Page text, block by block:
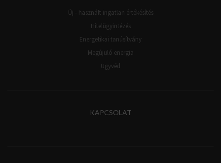
Új - használt ingatlan értékésítés
Hitelügyintézés
Energetikai tanúsítvány
Megújuló energia
Ügyvéd
KAPCSOLAT